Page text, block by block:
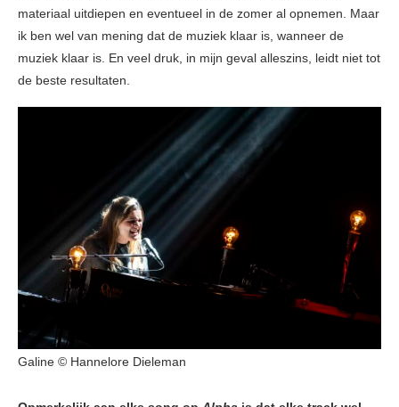
materiaal uitdiepen en eventueel in de zomer al opnemen. Maar
ik ben wel van mening dat de muziek klaar is, wanneer de
muziek klaar is. En veel druk, in mijn geval alleszins, leidt niet tot
de beste resultaten.
Galine © Hannelore Dieleman